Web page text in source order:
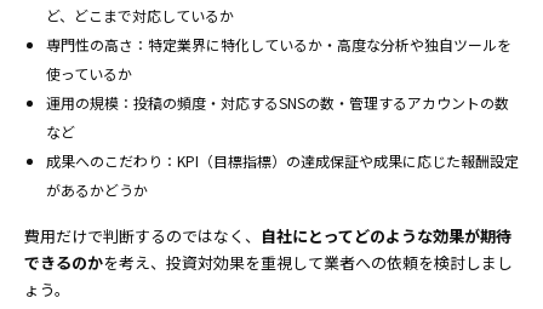
ど、どこまで対応しているか
専門性の高さ：特定業界に特化しているか・高度な分析や独自ツールを
使っているか
運用の規模：投稿の頻度・対応するSNSの数・管理するアカウントの数
など
成果へのこだわり：KPI（目標指標）の達成保証や成果に応じた報酬設定
があるかどうか
費用だけで判断するのではなく、 自社にとってどのような効果が期待
できるのかを考え、投資対効果を重視して業者への依頼を検討しまし
ょう。